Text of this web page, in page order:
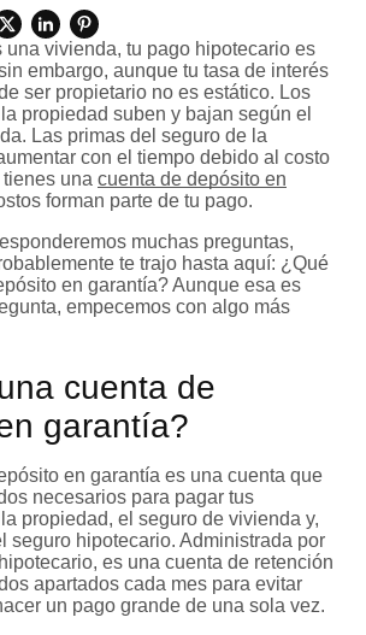
una vivienda, tu pago hipotecario es
embargo, aunque tu tasa de interés
ser propietario no es estático. Los
propiedad suben y bajan según el
Las primas del seguro de la
con el tiempo debido al costo
una cuenta de depósito en
forman parte de tu pago.
muchas preguntas,
te trajo hasta aquí: ¿Qué
en garantía? Aunque esa es
empecemos con algo más
cuenta de
garantía?
en garantía es una cuenta que
necesarios para pagar tus
propiedad, el seguro de vivienda y,
seguro hipotecario. Administrada por
es una cuenta de retención
apartados cada mes para evitar
un pago grande de una sola vez.